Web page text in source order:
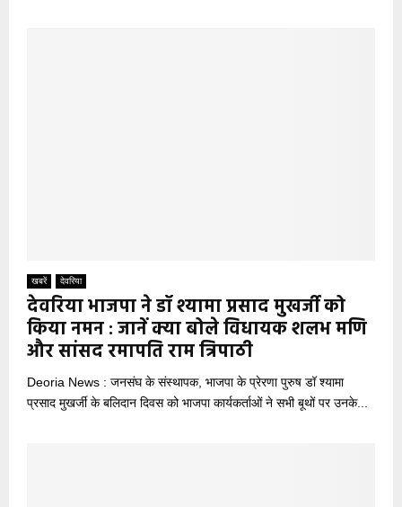
खबरें देवरिया
देवरिया भाजपा ने डॉ श्यामा प्रसाद मुखर्जी को
किया नमन : जानें क्या बोले विधायक शलभ मणि
और सांसद रमापति राम त्रिपाठी
Deoria News : जनसंघ के संस्थापक, भाजपा के प्रेरणा पुरुष डॉ श्यामा
प्रसाद मुखर्जी के बलिदान दिवस को भाजपा कार्यकर्ताओं ने सभी बूथों पर उनके...